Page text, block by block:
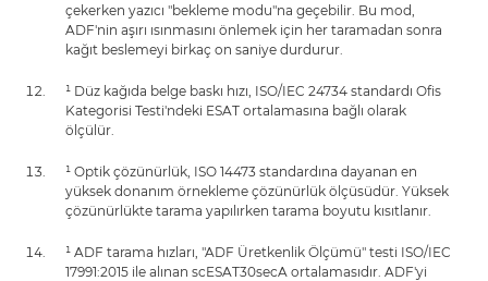
çekerken yazıcı "bekleme modu"na geçebilir. Bu mod,
ADF'nin aşırı ısınmasını önlemek için her taramadan sonra
kağıt beslemeyi birkaç on saniye durdurur.
¹ Düz kağıda belge baskı hızı, ISO/IEC 24734 standardı Ofis
Kategorisi Testi'ndeki ESAT ortalamasına bağlı olarak
ölçülür.
¹ Optik çözünürlük, ISO 14473 standardına dayanan en
yüksek donanım örnekleme çözünürlük ölçüsüdür. Yüksek
çözünürlükte tarama yapılırken tarama boyutu kısıtlanır.
¹ ADF tarama hızları, "ADF Üretkenlik Ölçümü" testi ISO/IEC
17991:2015 ile alınan scESAT30secA ortalamasıdır. ADF'yi